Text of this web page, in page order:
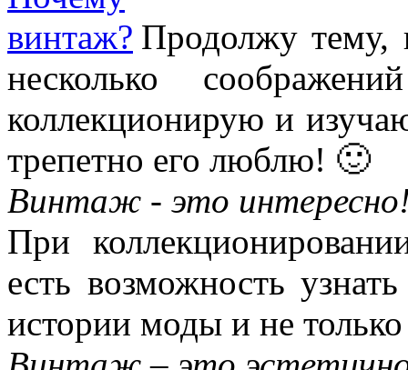
Продолжу тему,
несколько
коллекционирую и
трепетно его люблю! 🙂
Винтаж - это
При
есть возможность
истории моды и не